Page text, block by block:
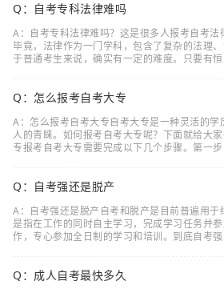
Q：自考专科法律难吗
A：自考专科法律难吗？这是很多人报考自考法
毕竟，法律作为一门学科，包含了复杂的法理
于普通考生来说，确实有一定的难度。只要有恒
Q：怎么报考自考大专
A：怎么报考自考大专自考大专是一种灵活的学
人的青睐。如何报考自考大专呢？下面就给大
专报考自考大专需要完成以下几个步骤。第一步
Q：自考强还是脱产
A：自考强还是脱产自考和脱产是目前普遍用于
是指在工作的同时自主学习，完成学习任务并
作，专心参加全日制的学习和培训。到底自考强
Q：成人自考最快多久